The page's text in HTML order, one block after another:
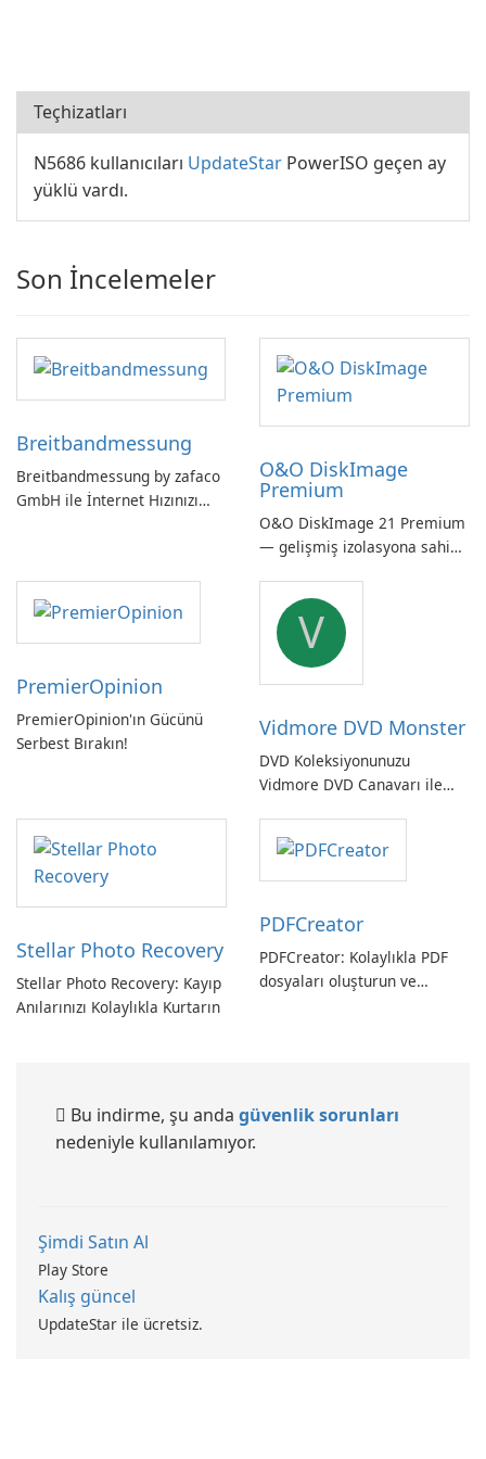
Teçhizatları
N5686 kullanıcıları UpdateStar PowerISO geçen ay
yüklü vardı.
Son İncelemeler
Breitbandmessung
Breitbandmessung by zafaco
GmbH ile İnternet Hızınızı
O&O DiskImage
Premium
O&O DiskImage 21 Premium
— gelişmiş izolasyona sahip
sistem yedekleme
PremierOpinion
PremierOpinion'ın Gücünü
Serbest Bırakın!
V
Vidmore DVD Monster
DVD Koleksiyonunuzu
Vidmore DVD Canavarı ile
Stellar Photo Recovery
Stellar Photo Recovery: Kayıp
Anılarınızı Kolaylıkla Kurtarın
PDFCreator
PDFCreator: Kolaylıkla PDF
dosyaları oluşturun ve
Bu indirme, şu anda güvenlik sorunları
nedeniyle kullanılamıyor.
Şimdi Satın Al
Play Store
Kalış güncel
UpdateStar ile ücretsiz.